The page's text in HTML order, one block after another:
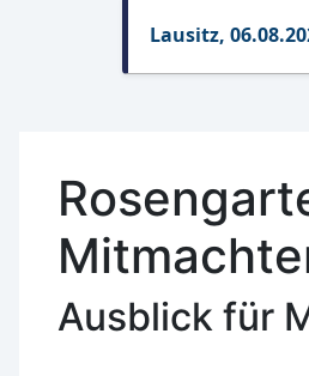
Lausitz,
Ausblick für